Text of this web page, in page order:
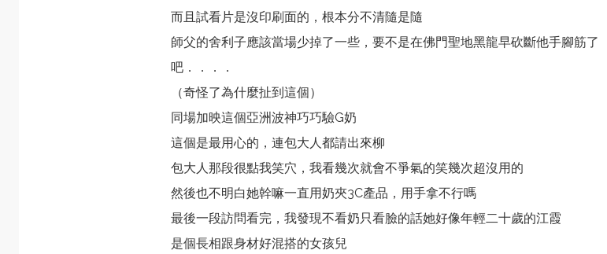
而且試看片是沒印刷面的，根本分不清隨是隨
師父的舍利子應該當場少掉了一些，要不是在佛門聖地黑龍早砍斷他手腳筋了
吧．．．．
（奇怪了為什麼扯到這個）
同場加映這個亞洲波神巧巧驗G奶
這個是最用心的，連包大人都請出來柳
包大人那段很點我笑穴，我看幾次就會不爭氣的笑幾次超沒用的
然後也不明白她幹嘛一直用奶夾3C產品，用手拿不行嗎
最後一段訪問看完，我發現不看奶只看臉的話她好像年輕二十歲的江霞
是個長相跟身材好混搭的女孩兒